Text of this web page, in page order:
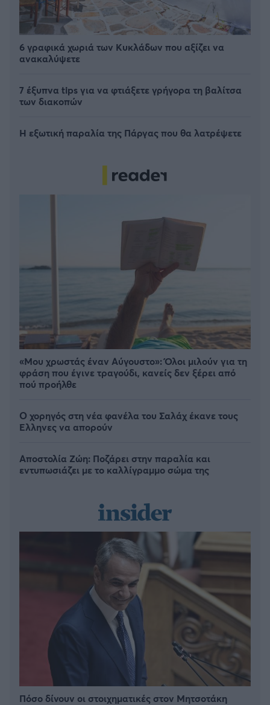
6 γραφικά χωριά των Κυκλάδων που αξίζει να
ανακαλύψετε
7 έξυπνα tips για να φτιάξετε γρήγορα τη βαλίτσα
των διακοπών
Η εξωτική παραλία της Πάργας που θα λατρέψετε
«Μου χρωστάς έναν Αύγουστο»: Όλοι μιλούν για τη
φράση που έγινε τραγούδι, κανείς δεν ξέρει από
πού προήλθε
Ο χορηγός στη νέα φανέλα του Σαλάχ έκανε τους
Έλληνες να απορούν
Αποστολία Ζώη: Ποζάρει στην παραλία και
εντυπωσιάζει με το καλλίγραμμο σώμα της
Πόσο δίνουν οι στοιχηματικές στον Μητσοτάκη